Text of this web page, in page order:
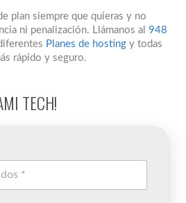
plan siempre que quieras y no
ni penalización. Llámanos al 948
Planes de hosting y todas
rápido y seguro.
TECH!